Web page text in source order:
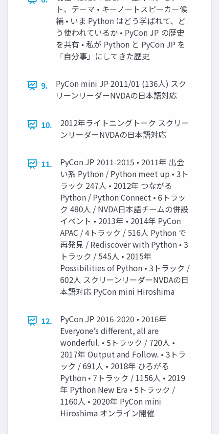
ト、テーマ • キーノートスピーカー候
補 • いま Python はどう学ばれて、ど
う使われているか • PyCon JP の歴史
を共有 • 私が Python と PyCon JP を
「自分事」にしてきた歴史
9.
PyCon mini JP 2011/01 (136人) スク
リーンリーダーNVDAの日本語対応
10.
2012年ライトニングトーク スクリー
ンリーダーNVDAの日本語対応
11.
PyCon JP 2011-2015 • 2011年 出会
い系 Python / Python meet up • 3ト
ラック 247人 • 2012年 つながる
Python / Python Connect • 6トラッ
ク 480人 / NVDA日本語チームの併設
イベント • 2013年 • 2014年 PyCon
APAC / 4トラック / 516人 Python で
再発見 / Rediscover with Python • 3
トラック / 545人 • 2015年
Possibilities of Python • 3トラック /
602人 スクリーンリーダーNVDAの日
本語対応 PyCon mini Hiroshima
12.
PyCon JP 2016-2020 • 2016年
Everyone’s different, all are
wonderful. • 5トラック / 720人 •
2017年 Output and Follow. • 3トラ
ック / 691人 • 2018年 ひろがる
Python • 7トラック / 1156人 • 2019
年 Python New Era • 5トラック /
1160人 • 2020年 PyCon mini
Hiroshima オンライン開催